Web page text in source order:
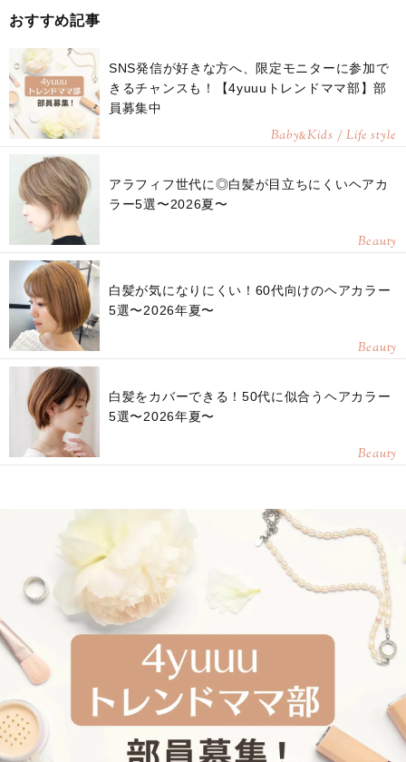
おすすめ記事
SNS発信が好きな方へ、限定モニターに参加で
きるチャンスも！【4yuuuトレンドママ部】部
員募集中
Baby&Kids / Life style
アラフィフ世代に◎白髪が目立ちにくいヘアカ
ラー5選〜2026夏〜
Beauty
白髪が気になりにくい！60代向けのヘアカラー
5選〜2026年夏〜
Beauty
白髪をカバーできる！50代に似合うヘアカラー
5選〜2026年夏〜
Beauty